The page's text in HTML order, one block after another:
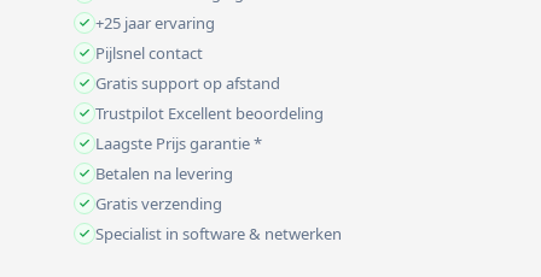
+25 jaar ervaring
Pijlsnel contact
Gratis support op afstand
Trustpilot Excellent beoordeling
Laagste Prijs garantie *
Betalen na levering
Gratis verzending
Specialist in software & netwerken